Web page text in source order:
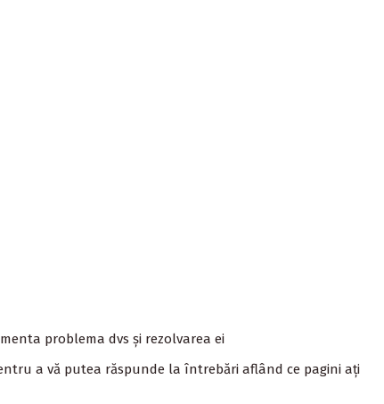
problema dvs și rezolvarea ei
a vă putea răspunde la întrebări aflând ce pagini ați